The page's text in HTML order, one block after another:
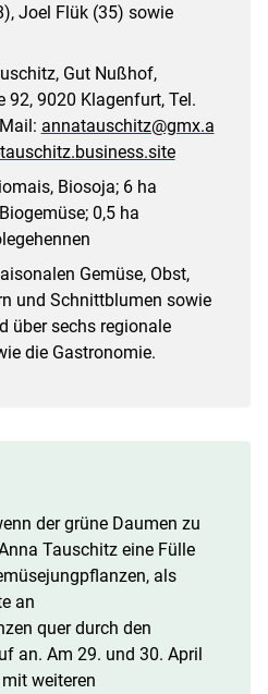
Joel Flük (35) sowie
Gut Nußhof,
92, 9020 Klagenfurt, Tel.
annatauschitz@gmx.a
Biosoja; 6 ha
0,5 ha
Gemüse, Obst,
und Schnittblumen sowie
über sechs regionale
die Gastronomie.
der grüne Daumen zu
Tauschitz eine Fülle
als
an
quer durch den
an. Am 29. und 30. April
weiteren